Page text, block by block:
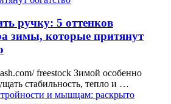
ручку: 5 оттенков
зимы, которые притянут
freestock Зимой особенно
стабильность, тепло и …